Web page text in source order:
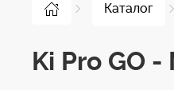
Каталог
Ki Pro GO